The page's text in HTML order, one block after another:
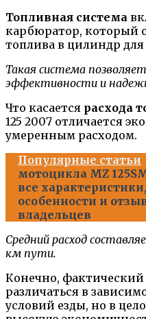
Топливная система
карбюратор, который
топлива в цилиндр
Такая система
эффективности и
Что касается расхода
125 2007 отличается
умеренным расходом.
Популярные статьи
мотоцикла MZ
все характеристики,
особенности и
владельцев
Средний расход
км пути.
Конечно,
различаться в
условий езды, но в